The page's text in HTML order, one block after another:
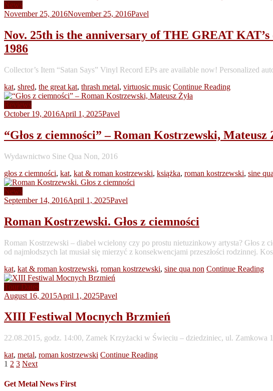
News
November 25, 2016November 25, 2016Pavel
Nov. 25th is the anniversary of THE GREAT KAT’s
1986
Collector’s Item “Satan Says” Vinyl Record EPs are available now! Personalized
kat, shred, the great kat, thrash metal, virtuosic music Continue Reading
Reviews
October 19, 2016April 1, 2025Pavel
“Głos z ciemności” – Roman Kostrzewski, Mateusz
Wydawnictwo Sine Qua Non, 2016
głos z ciemności, kat, kat & roman kostrzewski, książka, roman kostrzewski, sine
News
September 14, 2016April 1, 2025Pavel
Roman Kostrzewski. Głos z ciemności
Roman Kostrzewski – diabeł wcielony czy po prostu nietuzinkowy artysta? Głos
od najmłodszych lat musiał się mierzyć z konsekwencjami przeszłości
kat, kat & roman kostrzewski, roman kostrzewski, sine qua non Continue Reading
Tour Dates
August 16, 2015April 1, 2025Pavel
XIII Festiwal Mocnych Brzmień
22.08.2015, godz. 14:00, Zamek Krzyżacki w Świeciu – dziedziniec, ul. Zamkowa 1
kat, metal, roman kostrzewski Continue Reading
Posts
pagination
1 2 3 Next
Get Metal News First